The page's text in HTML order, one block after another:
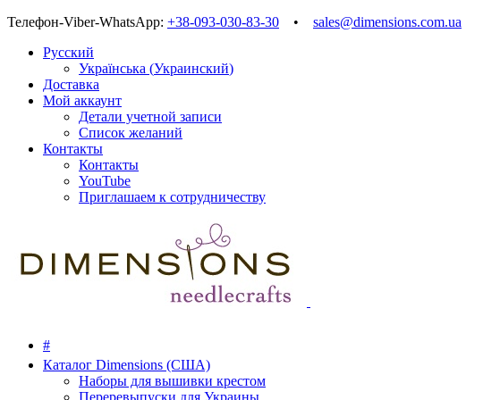
Телефон-Viber-WhatsApp: +38-093-030-83-30 • sales@dimensions.com.ua
Русский
Українська (Украинский)
Доставка
Мой аккаунт
Детали учетной записи
Список желаний
Контакты
Контакты
YouTube
Приглашаем к сотрудничеству
#
Каталог Dimensions (США)
Наборы для вышивки крестом
Переревыпуски для Украины